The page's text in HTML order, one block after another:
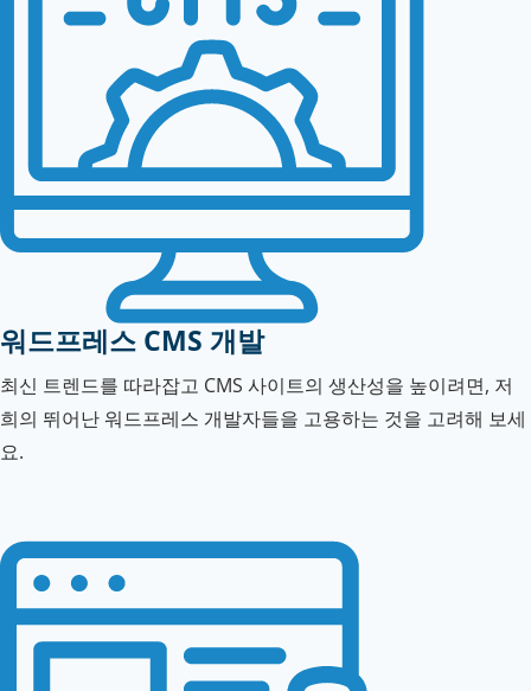
워드프레스 CMS 개발
최신 트렌드를 따라잡고 CMS 사이트의 생산성을 높이려면, 저
희의 뛰어난 워드프레스 개발자들을 고용하는 것을 고려해 보세
요.